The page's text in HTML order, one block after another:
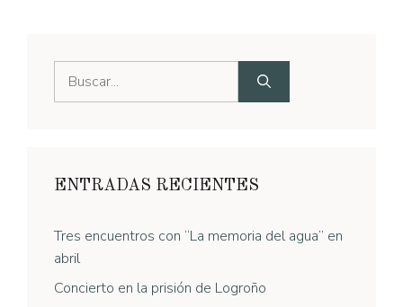
ENTRADAS RECIENTES
Tres encuentros con “La memoria del agua” en
abril
Concierto en la prisión de Logroño